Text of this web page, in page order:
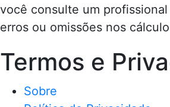
você consulte um
erros ou omissões nos
Termos e
Sobre